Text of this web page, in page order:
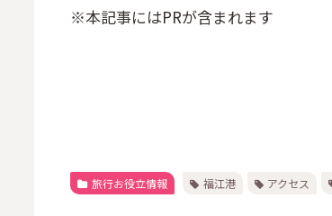
※本記事にはPRが含まれます
旅行お役立情報 福江港 アクセス